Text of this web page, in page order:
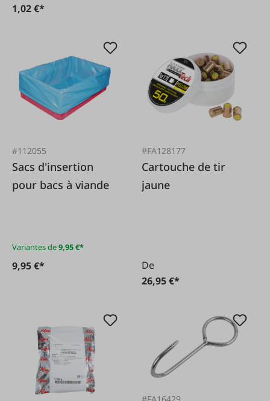
1,02 €*
#112055
Sacs d'insertion
pour bacs à viande
Variantes de9,95 €*
9,95 €*
#FA128177
Cartouche de tir
jaune
De
26,95 €*